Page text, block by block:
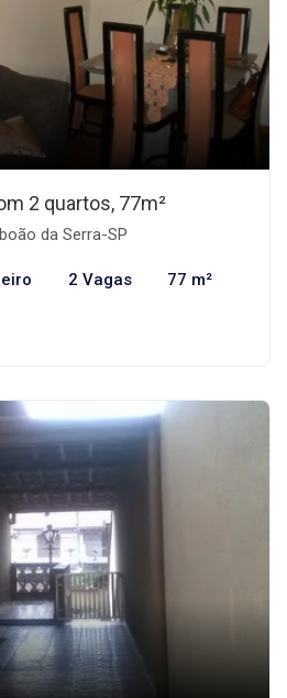
2 quartos, 77m²
da Serra-SP
2 Vagas 77 m²